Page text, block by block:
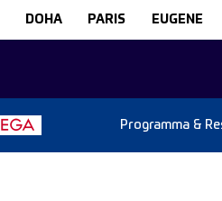
DOHA PARIS EUGENE
Programma &